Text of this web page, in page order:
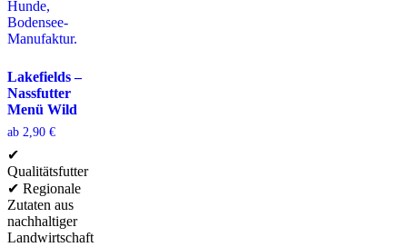
Lakefields –
Nassfutter
Menü Wild
ab 2,90 €
✔
Qualitätsfutter
✔ Regionale
Zutaten aus
nachhaltiger
Landwirtschaft